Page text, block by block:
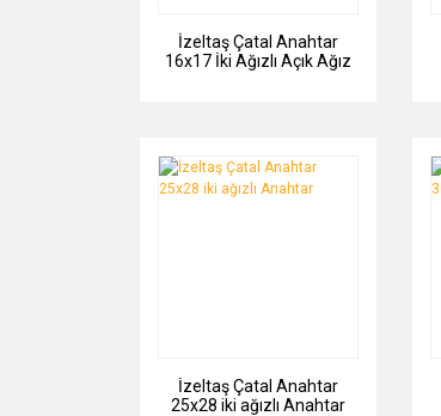
İzeltaş Çatal Anahtar
16x17 İki Ağızlı Açık Ağız
İzeltaş Çatal Anahtar
25x28 iki ağızlı Anahtar